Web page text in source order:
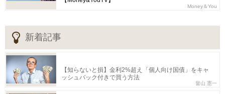
Money＆You
新着記事
【知らないと損】金利2%超え「個人向け国債」をキャ
ッシュバック付きで買う方法
畠山 憲一